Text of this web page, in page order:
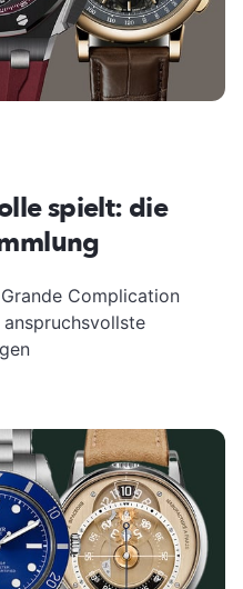
spielt: die
Complication